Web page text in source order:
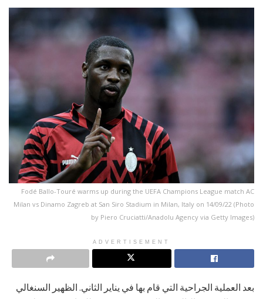
Fodé Ballo-Touré warms up during the UEFA Champions League match AC
Milan vs Dinamo Zagreb at San Siro Stadium in Milan, Italy on 14/09/22 (Photo
by Piero Cruciatti/Anadolu Agency via Getty Images)
ADVERTISEMENT
بعد العملية الجراحية التي قام بها في يناير الثاني. الظهير السنغالي